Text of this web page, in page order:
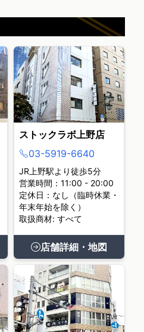
ストックラボ上野店
03-5919-6640
JR上野駅より徒歩5分
営業時間：11:00 - 20:00
定休日：なし（臨時休業・
年末年始を除く）
取扱商材: すべて
店舗詳細・地図